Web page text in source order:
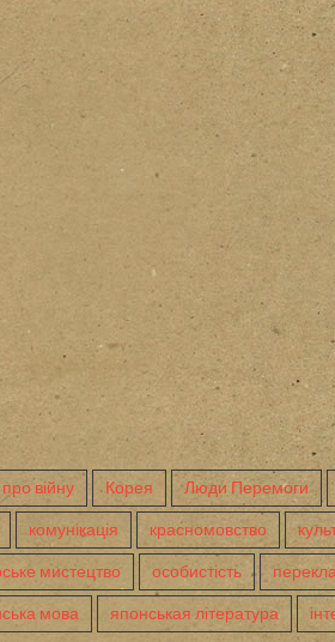
війну Корея Люди Перемоги
комунікація красномовство
мистецтво особистість
мова японськая література